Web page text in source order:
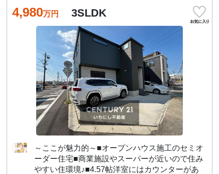
4,980万円 3SLDK
～ここが魅力的～■オープンハウス施工のセミオ
ーダー住宅■商業施設やスーパーが近いので住み
やすい住環境♪■4.57帖洋室にはカウンターがあ